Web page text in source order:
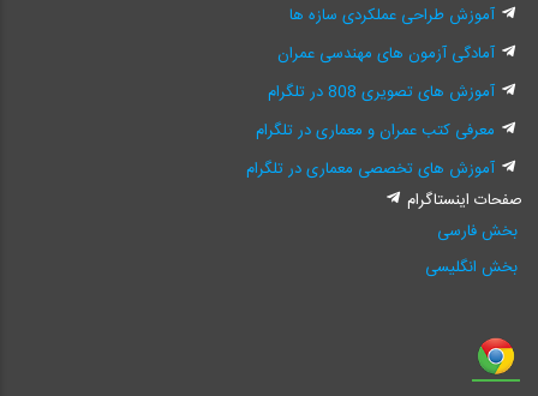
آموزش طراحی عملکردی سازه ها
آمادگی آزمون های مهندسی عمران
آموزش های تصویری 808 در تلگرام
معرفی کتب عمران و معماری در تلگرام
آموزش های تخصصی معماری در تلگرام
صفحات اینستاگرام
بخش فارسی
بخش انگلیسی